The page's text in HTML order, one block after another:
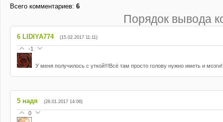
Всего комментариев: 6
Порядок вывода
6 LIDIYA774 (15.02.2017 11:11)
-1
У меня получилось с уткой!!!Всё там просто голову нужно иметь и
5 надя (28.01.2017 14:06)
0